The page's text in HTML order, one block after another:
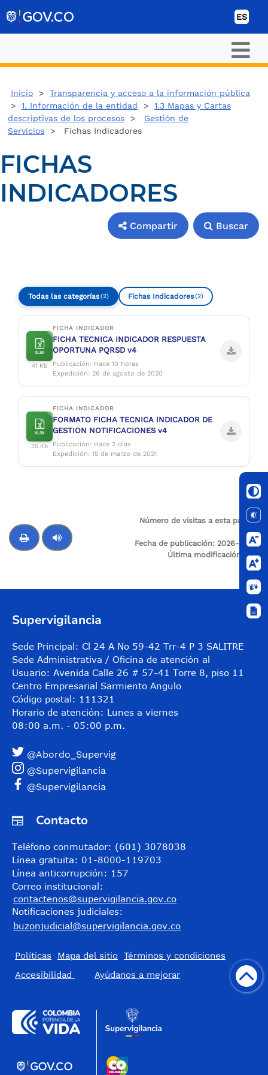
ES
Inicio> Transparencia y acceso a la información pública
> 1. Información de la entidad > 1.3 Mapas y Cartas
descriptivas de los procesos> Gestión de
Servicios> Fichas Indicadores
FICHAS
INDICADORES
Compartir Buscar
Todas las categorías(2) Fichas Indicadores(2)
XLSX
41 Kb
FICHA INDICADOR
FICHA TECNICA INDICADOR RESPUESTA
OPORTUNA PQRSD v4
Publicación: Hace 10 horas
Expedición: 26 de agosto de 2020
XLSX
35 Kb
FICHA INDICADOR
FORMATO FICHA TECNICA INDICADOR DE
GESTION NOTIFICACIONES v4
Publicación: Hace 2 días
Expedición: 15 de marzo de 2021
Número de visitas a esta página:
23
Fecha de publicación: 2026-05-13
Última modificación:
N/A
Supervigilancia
Sede Principal: Cl 24 A No 59-42 Trr-4 P 3 SALITRE
Sede Administrativa / Oficina de atención al
Usuario: Avenida Calle 26 # 57-41 Torre 8, piso 11
Centro Empresarial Sarmiento Angulo
Código postal: 111321
Horario de atención: Lunes a viernes
08:00 a.m. - 05:00 p.m.
@Abordo_Supervig
@Supervigilancia
@Supervigilancia
Contacto
Teléfono conmutador: (601) 3078038
Línea gratuita: 01-8000-119703
Línea anticorrupción: 157
Correo institucional:
contactenos@supervigilancia.gov.co
Notificaciones judiciales:
buzonjudicial@supervigilancia.gov.co
Políticas Mapa del sitio
Términos y condiciones
Accesibilidad
​Ayúdanos a mejorar